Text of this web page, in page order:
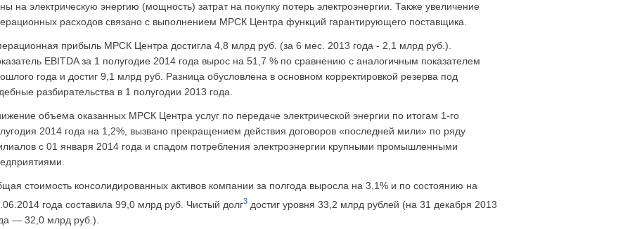
на электрическую энергию (мощность) затрат на покупку потерь электроэнергии. Также увеличение
расходов связано с выполнением МРСК Центра функций гарантирующего поставщика.
прибыль МРСК Центра достигла 4,8 млрд руб. (за 6 мес. 2013 года - 2,1 млрд руб.).
EBITDA за 1 полугодие 2014 года вырос на 51,7 % по сравнению с аналогичным показателем
года и достиг 9,1 млрд руб. Разница обусловлена в основном корректировкой резерва под
разбирательства в 1 полугодии 2013 года.
объема оказанных МРСК Центра услуг по передаче электрической энергии по итогам 1-го
2014 года на 1,2%, вызвано прекращением действия договоров «последней мили» по ряду
с 01 января 2014 года и спадом потребления электроэнергии крупными промышленными
стоимость консолидированных активов компании за полгода выросла на 3,1% и по состоянию на
года составила 99,0 млрд руб. Чистый долг3 достиг уровня 33,2 млрд рублей (на 31 декабря 2013
— 32,0 млрд руб.).